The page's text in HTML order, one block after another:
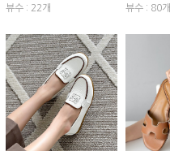
뷰수 : 22개
뷰수 : 80개